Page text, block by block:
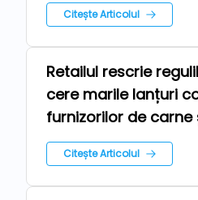
Citește Articolul
Repere
Retailul rescrie
cere marile lanțuri
furnizorilor de
2030
Citește Articolul